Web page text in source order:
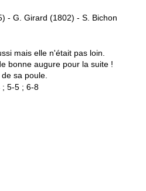
- G. Girard (1802) - S. Bichon
mais elle n'était pas loin.
bonne augure pour la suite !
sa poule.
; 5-5 ; 6-8